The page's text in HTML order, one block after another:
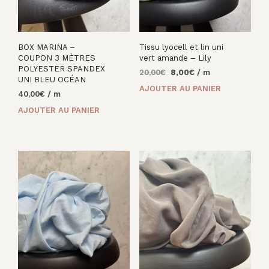
BOX MARINA –
COUPON 3 MÈTRES
POLYESTER SPANDEX
UNI BLEU OCÉAN
40,00€ / m
AJOUTER AU PANIER
Tissu lyocell et lin uni
vert amande – Lily
20,00€
Le
8,00€Le/ m
AJOUTER AU PANIER